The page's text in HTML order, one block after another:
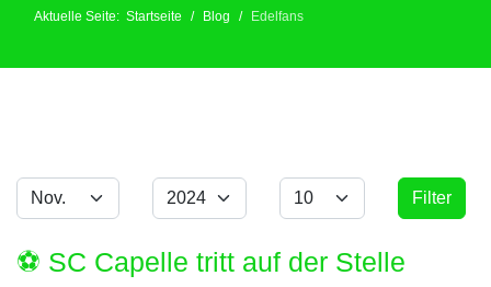
Aktuelle Seite: Startseite Blog Edelfans
Filter
Monat Jahr Anzeige #
Filter
⚽️ SC Capelle tritt auf der Stelle